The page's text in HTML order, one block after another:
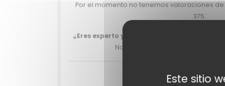
Por el momento no tenemos valoraciones
375.
¿Eres experto y quieres que tu review del
No lo dudes más, y ponte en
Valoraciones de
Este sitio